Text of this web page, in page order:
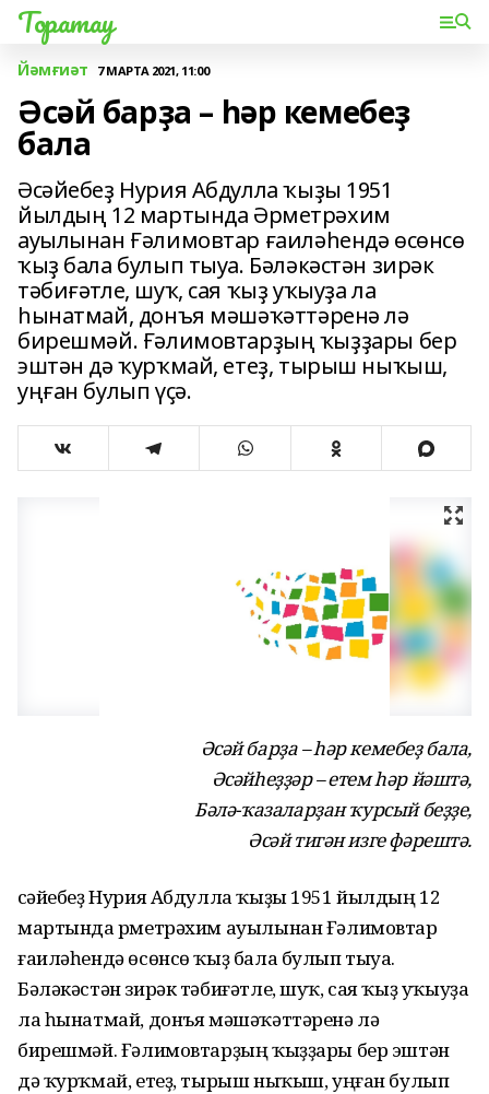
Торатау
Йәмғиәт 7 МАРТА 2021, 11:00
Әсәй барҙа – һәр кемебеҙ
бала
Әсәйебеҙ Нурия Абдулла ҡыҙы 1951
йылдың 12 мартында Әрметрәхим
ауылынан Ғәлимовтар ғаиләһендә өсөнсө
ҡыҙ бала булып тыуа. Бәләкәстән зирәк
тәбиғәтле, шуҡ, сая ҡыҙ уҡыуҙа ла
һынатмай, донъя мәшәҡәттәренә лә
бирешмәй. Ғәлимовтарҙың ҡыҙҙары бер
эштән дә ҡурҡмай, етеҙ, тырыш ныҡыш,
уңған булып үҫә.
Әсәй барҙа – һәр кемебеҙ бала,
Әсәйһеҙҙәр – етем һәр йәштә,
Бәлә-ҡазаларҙан ҡурсый беҙҙе,
Әсәй тигән изге фәрештә.
Әсәйебеҙ Нурия Абдулла ҡыҙы 1951 йылдың 12
мартында Әрметрәхим ауылынан Ғәлимовтар
ғаиләһендә өсөнсө ҡыҙ бала булып тыуа.
Бәләкәстән зирәк тәбиғәтле, шуҡ, сая ҡыҙ уҡыуҙа
ла һынатмай, донъя мәшәҡәттәренә лә
бирешмәй. Ғәлимовтарҙың ҡыҙҙары бер эштән
дә ҡурҡмай, етеҙ, тырыш ныҡыш, уңған булып